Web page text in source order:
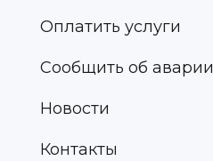
Оплатить услуги
Сообщить об аварии
Новости
Контакты